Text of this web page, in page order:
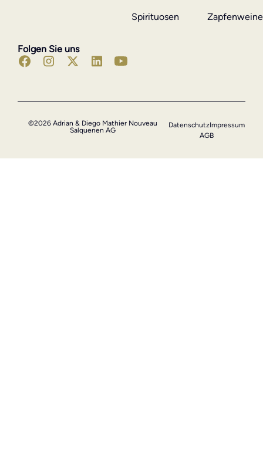
Folgen Sie uns
Spirituosen Zapfenweine
©2026 Adrian & Diego Mathier Nouveau
Salquenen AG
DatenschutzImpressum
AGB